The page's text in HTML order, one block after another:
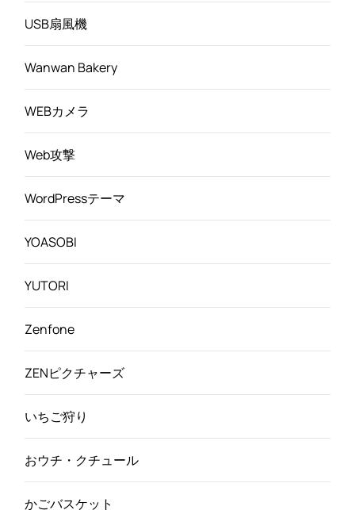
USB扇風機
Wanwan Bakery
WEBカメラ
Web攻撃
WordPressテーマ
YOASOBI
YUTORI
Zenfone
ZENピクチャーズ
いちご狩り
おウチ・クチュール
かごバスケット